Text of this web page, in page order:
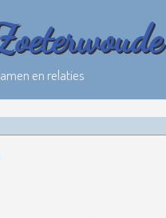
en relaties